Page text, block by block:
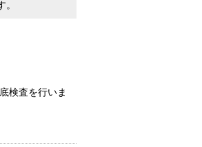
検査を行いま